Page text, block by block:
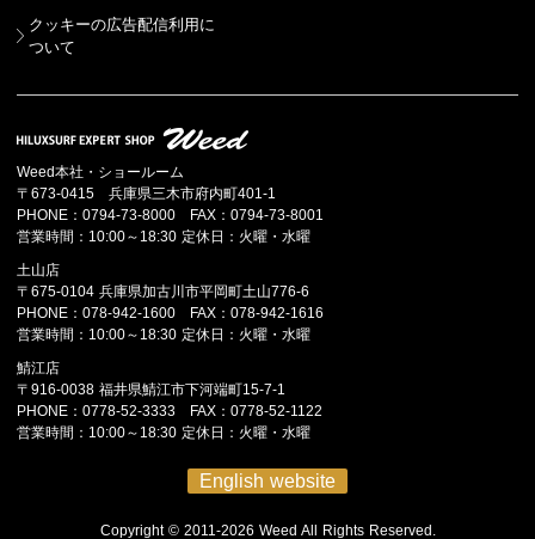
クッキーの広告配信利用に
ついて
Weed本社・ショールーム
〒673-0415 兵庫県三木市府内町401-1
PHONE：0794-73-8000 FAX：0794-73-8001
営業時間：10:00～18:30 定休日：火曜・水曜
土山店
〒675-0104 兵庫県加古川市平岡町土山776-6
PHONE：078-942-1600 FAX：078-942-1616
営業時間：10:00～18:30 定休日：火曜・水曜
鯖江店
〒916-0038 福井県鯖江市下河端町15-7-1
PHONE：0778-52-3333 FAX：0778-52-1122
営業時間：10:00～18:30 定休日：火曜・水曜
English website
Copyright © 2011-2026 Weed All Rights Reserved.